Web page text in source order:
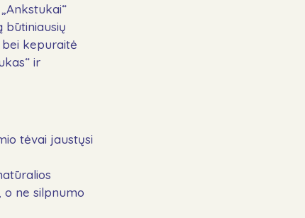
būtiniausių
kepuraitė
ir
tėvai jaustųsi
o ne silpnumo